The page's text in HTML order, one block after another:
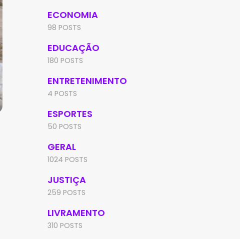
ECONOMIA
98 POSTS
EDUCAÇÃO
180 POSTS
ENTRETENIMENTO
4 POSTS
ESPORTES
50 POSTS
GERAL
1024 POSTS
JUSTIÇA
259 POSTS
LIVRAMENTO
310 POSTS